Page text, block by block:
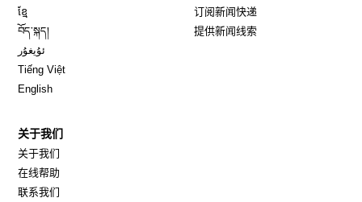
ខ្មែ
བོད་སྐད།
ئۇيغۇر
Tiếng Việt
English
订阅新闻快递
提供新闻线索
关于我们
关于我们
在线帮助
联系我们